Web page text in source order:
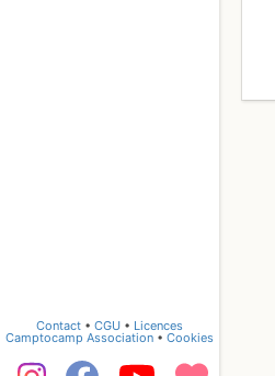
Contact • CGU • Licences
Camptocamp Association • Cookies